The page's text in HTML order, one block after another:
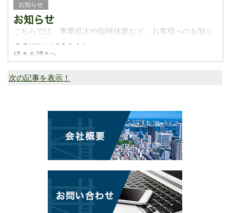
お知らせ
お知らせ
こちらでは、事業拡大や臨時休業など、お客様へのお知ら
続きを読む>
次の記事を表示！